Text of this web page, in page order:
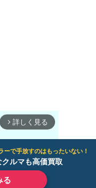
ーで手放すのはもったいない！
クルマも高価買取
る
arrow_forward_ios 詳しく見る